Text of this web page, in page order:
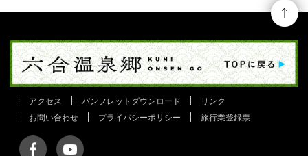
アクセス パンフレットダウンロード
リンク
お問い合わせ
プライバシーポリシー 旅行業登録票